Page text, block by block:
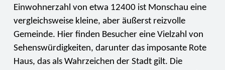
Einwohnerzahl von etwa 12400 ist Monschau eine
vergleichsweise kleine, aber äußerst reizvolle
Gemeinde. Hier finden Besucher eine Vielzahl von
Sehenswürdigkeiten, darunter das imposante Rote
Haus, das als Wahrzeichen der Stadt gilt. Die